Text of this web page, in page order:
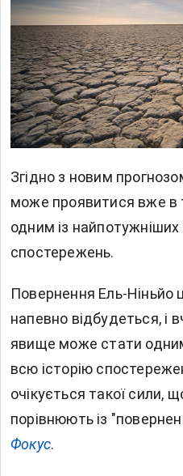
Згідно з новим
може проявитися вже в
одним із
спостережень.
Повернення Ель-Ніньйо
напевно відбудеться, і
явище може стати
всю історію
очікується такої сили,
порівнюють із
Фокус.